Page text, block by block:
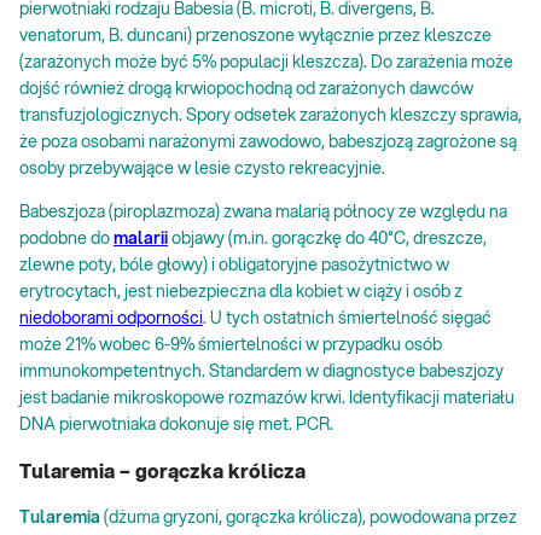
pierwotniaki rodzaju Babesia (B. microti, B. divergens, B.
venatorum, B. duncani) przenoszone wyłącznie przez kleszcze
(zarażonych może być 5% populacji kleszcza). Do zarażenia może
dojść również drogą krwiopochodną od zarażonych dawców
transfuzjologicznych. Spory odsetek zarażonych kleszczy sprawia,
że poza osobami narażonymi zawodowo, babeszjozą zagrożone są
osoby przebywające w lesie czysto rekreacyjnie.
Babeszjoza (piroplazmoza) zwana malarią północy ze względu na
podobne do malarii objawy (m.in. gorączkę do 40°C, dreszcze,
zlewne poty, bóle głowy) i obligatoryjne pasożytnictwo w
erytrocytach, jest niebezpieczna dla kobiet w ciąży i osób z
niedoborami odporności. U tych ostatnich śmiertelność sięgać
może 21% wobec 6-9% śmiertelności w przypadku osób
immunokompetentnych. Standardem w diagnostyce babeszjozy
jest badanie mikroskopowe rozmazów krwi. Identyfikacji materiału
DNA pierwotniaka dokonuje się met. PCR.
Tularemia – gorączka królicza
Tularemia (dżuma gryzoni, gorączka królicza), powodowana przez